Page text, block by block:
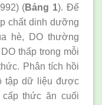
(Bảng 1). Để
chất dinh dưỡng
hè, DO thường
thấp trong mỗi
Phân tích hồi
tập dữ liệu được
thức ăn cuối